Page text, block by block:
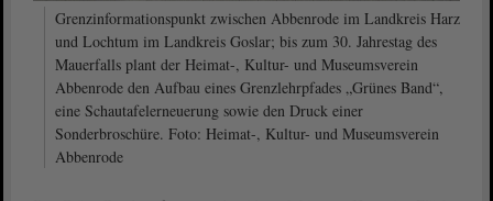
Grenzinformationspunkt zwischen Abbenrode im Landkreis Harz
und Lochtum im Landkreis Goslar; bis zum 30. Jahrestag des
Mauerfalls plant der Heimat-, Kultur- und Museumsverein
Abbenrode den Aufbau eines Grenzlehrpfades „Grünes Band“,
eine Schautafelerneuerung sowie den Druck einer
Sonderbroschüre. Foto: Heimat-, Kultur- und Museumsverein
Abbenrode